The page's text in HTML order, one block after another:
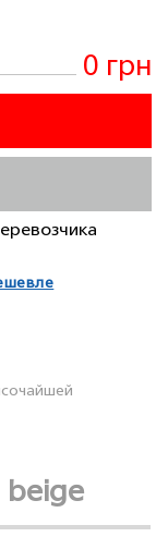
0 грн
beige